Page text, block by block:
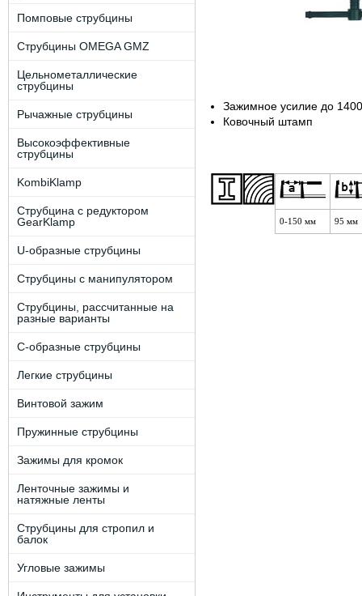
Помповые струбцины
Струбцины OMEGA GMZ
Цельнометаллические
струбцины
Рычажные струбцины
Высокоэффективные
струбцины
KombiKlamp
Струбцина с редуктором
GearKlamp
U-образные струбцины
Струбцины с манипулятором
Струбцины, рассчитанные на
разные варианты
C-образные струбцины
Легкие струбцины
Винтовой зажим
Пружинные струбцины
Зажимы для кромок
Ленточные зажимы и
натяжные ленты
Струбцины для стропил и
балок
Угловые зажимы
Зажимное усилие до
Ковочный штамп
0-150 мм 95 мм